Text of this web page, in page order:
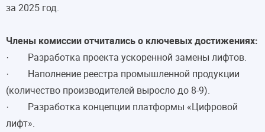
за 2025 год.
Члены комиссии отчитались о ключевых достижениях:
· Разработка проекта ускоренной замены лифтов.
· Наполнение реестра промышленной продукции
(количество производителей выросло до 8-9).
· Разработка концепции платформы «Цифровой
лифт».